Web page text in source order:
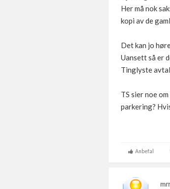
Her må nok
kopi av de
Det kan jo
Uansett så er
Tinglyste
TS sier noe
parkering?
Anbefal